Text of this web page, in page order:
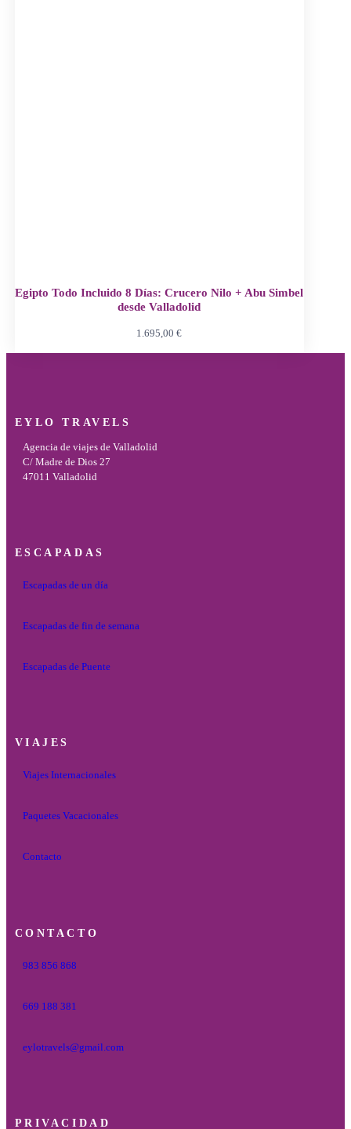
Egipto Todo Incluido 8 Días: Crucero Nilo + Abu Simbel
desde Valladolid
1.695,00€
EYLO TRAVELS
Agencia de viajes de Valladolid
C/ Madre de Dios 27
47011 Valladolid
ESCAPADAS
Escapadas de un día
Escapadas de fin de semana
Escapadas de Puente
VIAJES
Viajes Internacionales
Paquetes Vacacionales
Contacto
CONTACTO
983 856 868
669 188 381
eylotravels@gmail.com
PRIVACIDAD